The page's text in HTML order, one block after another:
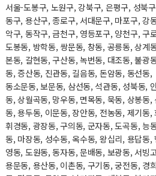
서울-도봉구, 노원구, 강북구, 은평구, 성북
동구, 용산구, 종로구, 서대문구, 마포구, 강
악구, 동작구, 금천구, 영등포구, 양천구, 구
도봉동, 방학동, 쌍문동, 창동, 공릉동, 상계
본동, 갈현동, 구산동, 녹번동, 대조동, 불광
동, 증산동, 진관동, 길음동, 돈암동, 동선동,
동소문동, 보문동, 삼선동, 석관동, 성북동,
동, 상월곡동, 망우동, 면목동, 묵동, 상봉동
동, 용두동, 이문동, 장안동, 전농동, 제기동,
휘경동, 광장동, 구의동, 군자동, 도곡동, 능
동, 마장동, 성수동, 옥수동, 왕십리, 용답동
영동, 도원동, 동자동, 문배동, 보광동, 서빙
용문동, 용산동, 이촌동, 구기동, 궁전동, 경